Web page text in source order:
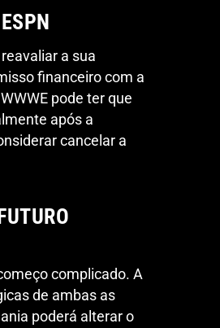
a sua
financeiro com a
pode ter que
após a
cancelar a
complicado. A
de ambas as
poderá alterar o